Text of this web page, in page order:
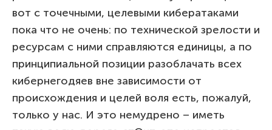
вот с точечными, целевыми кибератаками
пока что не очень: по технической зрелости и
ресурсам с ними справляются единицы, а по
принципиальной позиции разоблачать всех
кибернегодяев вне зависимости от
происхождения и целей воля есть, пожалуй,
только у нас. И это немудрено – иметь